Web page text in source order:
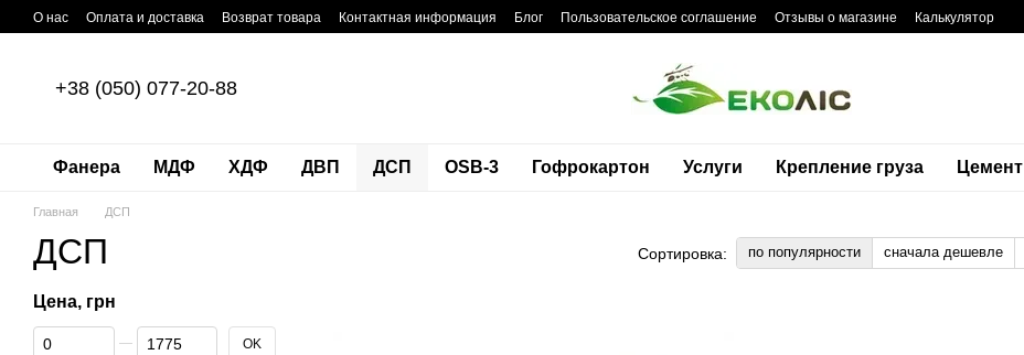
Перейти к основному контенту
О нас Оплата и доставка Возврат товара Контактная информация Блог Пользовательское соглашение Отзывы о магазине Калькулятор
+38 (050) 077-20-88
Фанера МДФ ХДФ ДВП ДСП OSB-3 Гофрокартон Услуги Крепление груза Цемент
Главная ДСП
ДСП Сортировка: по популярности сначала дешевле
Цена, грн
От Цена, грн
До Цена, грн OK